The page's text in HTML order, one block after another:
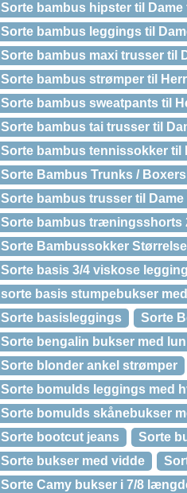
Sorte bambus hipster til
Sorte bambus leggings til
Sorte bambus maxi trusser til
Sorte bambus strømper til
Sorte bambus sweatpants til
Sorte bambus tai trusser til
Sorte bambus tennissokker til
Sorte Bambus Trunks /
Sorte bambus trusser til
Sorte bambus træningsshorts
Sorte Bambussokker
Sorte basis 3/4 viskose
sorte basis stumpebukser
Sorte basisleggings
Sorte
Sorte bengalin bukser med
Sorte blonder ankel strømper
Sorte bomulds leggings med
Sorte bomulds skånebukser
Sorte bootcut jeans
Sorte
Sorte bukser med vidde
Sorte Camy bukser i 7/8